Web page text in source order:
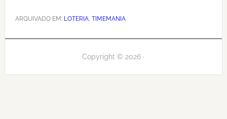
ARQUIVADO EM: LOTERIA, TIMEMANIA
Copyright © 2026 ·